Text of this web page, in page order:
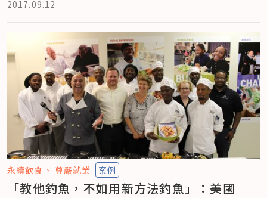
2017.09.12
永續飲食 尊嚴就業 案例
「教他釣魚，不如用新方法釣魚」：美國